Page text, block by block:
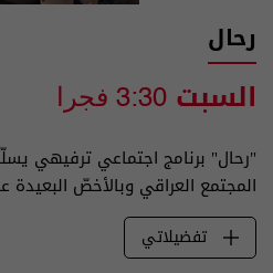
رحال
السبت 3:30 فجرا
"رحال" برنامج اجتماعي ترفيهي
المجتمع العراقي وبالأخصّ البعيدة
تفضيلاتي